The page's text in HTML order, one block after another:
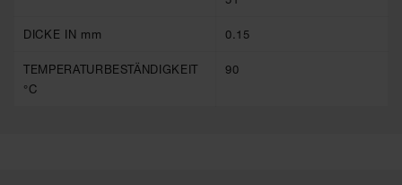
DICKE IN mm 0.15
TEMPERATURBESTÄNDIGKEIT
°C
90